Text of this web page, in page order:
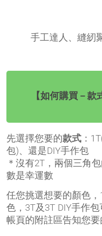
手工達人、縫紉
【如何購買－款
先選擇您要的款式 ：
包)、還是DIY手作包
＊沒有2T，兩個三角
數是幸運數
任您挑選想要的顏色，
色，3T及3T DIY手作
帳頁的附註區告知您